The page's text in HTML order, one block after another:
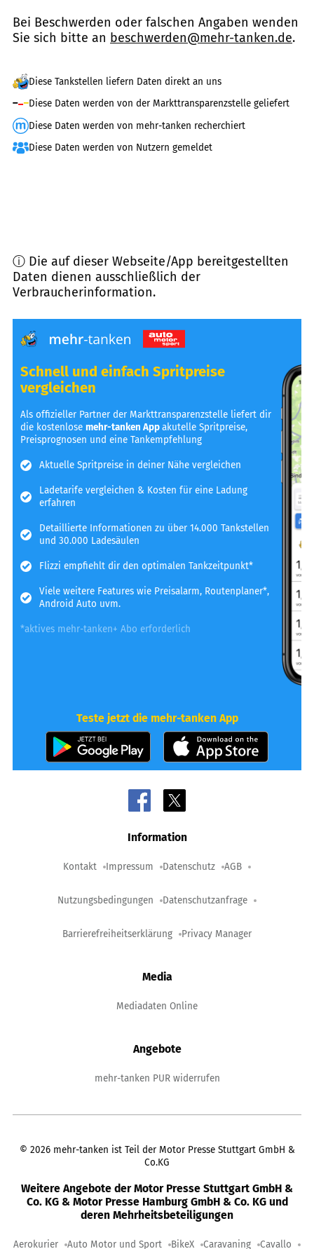
Bei Beschwerden oder falschen Angaben wenden
Sie sich bitte an beschwerden@mehr-tanken.de.
Diese Tankstellen liefern Daten direkt an uns
Diese Daten werden von der Markttransparenzstelle geliefert
Diese Daten werden von mehr-tanken recherchiert
Diese Daten werden von Nutzern gemeldet
ⓘ Die auf dieser Webseite/App bereitgestellten
Daten dienen ausschließlich der
Verbraucherinformation.
Schnell und einfach Spritpreise
vergleichen
Als offizieller Partner der Markttransparenzstelle liefert dir
die kostenlosemehr-tanken Appakutelle Spritpreise,
Preisprognosen und eine Tankempfehlung
Aktuelle Spritpreise in deiner Nähe vergleichen
Ladetarife vergleichen & Kosten für eine Ladung
erfahren
Detaillierte Informationen zu über 14.000 Tankstellen
und 30.000 Ladesäulen
Flizzi empfiehlt dir den optimalen Tankzeitpunkt*
Viele weitere Features wie Preisalarm, Routenplaner*,
Android Auto uvm.
*aktives mehr-tanken+ Abo erforderlich
Teste jetzt die mehr-tanken App
Information
Kontakt Impressum Datenschutz AGB
Nutzungsbedingungen Datenschutzanfrage
Barrierefreiheitserklärung Privacy Manager
Media
Mediadaten Online
Angebote
mehr-tanken PUR widerrufen
© 2026 mehr-tanken ist Teil der Motor Presse Stuttgart GmbH &
Co.KG
Weitere Angebote der Motor Presse Stuttgart GmbH &
Co. KG & Motor Presse Hamburg GmbH & Co. KG und
deren Mehrheitsbeteiligungen
Aerokurier Auto Motor und Sport BikeX Caravaning Cavallo